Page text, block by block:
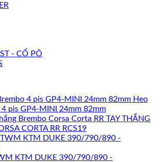
- CỔ PÔ
Heo
pis GP4-MINI 24mm 82mm
TAY THẮNG
CORTA RR RCS19
KTM DUKE 390/790/890 -